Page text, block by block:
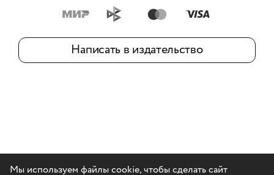
Написать в издательство
Мы используем файлы cookie, чтобы сделать сайт